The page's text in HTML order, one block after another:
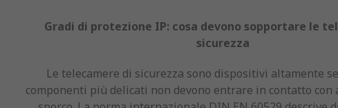
Gradi di protezione IP: cosa devono sopportare le
sicurezza
Le telecamere di sicurezza sono dispositivi altamente
componenti più delicati non devono entrare in contatto con